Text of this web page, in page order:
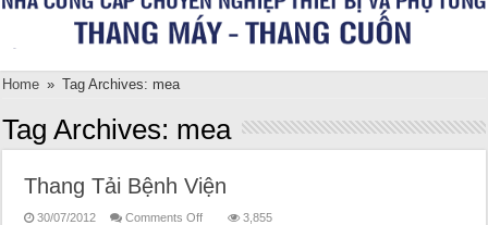
Home » Tag Archives: mea
Tag Archives: mea
Thang Tải Bệnh Viện
30/07/2012 Comments Offon
3,855